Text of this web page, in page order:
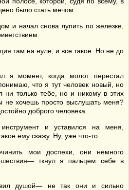
было стать мечом.
и начал снова лупить по железке,
там на нуле, и все такое. Но не до
я момент, когда молот перестал
что я тут человек новый, но
только тебе, но и никому в этих
не хочешь просто выслушать меня?
доброго человека.
и уставился на меня,
ему скажу. Ну, уже что-то.
мои доспехи, они немного
ткнул я пальцем себе в
душой— не так они и сильно